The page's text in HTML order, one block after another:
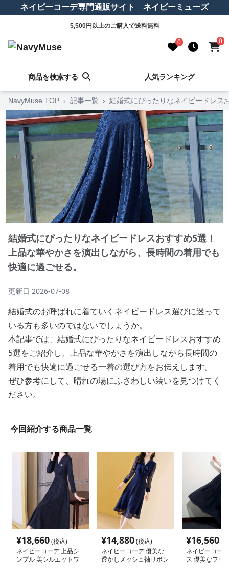
ネイビーコーデ専門通販サイト ネイビーミューズ
5,500円以上のご購入で送料無料
0 0
商品を検索する 人気ランキング
NavyMuse TOP › 記事一覧 › 結婚式にぴったりなネイビードレス
結婚式にぴったりなネイビードレスおすすめ5選！
上品な華やかさを演出しながら、長時間の着用でも
快適に過ごせる。
更新日 2026-07-08
結婚式のお呼ばれに着ていくネイビードレス選びに迷って
いる方も多いのではないでしょうか。
本記事では、結婚式にぴったりなネイビードレスおすすめ
5選をご紹介し、上品な華やかさを演出しながら長時間の
着用でも快適に過ごせる一着の選び方をお伝えします。
ぜひ参考にして、晴れの場にふさわしい装いを見つけてく
ださい。
今回紹介する商品一覧
¥18,660(税込)
ネイビーコーデ 上品シ
ンプル 美シルエットワ
¥14,880(税込)
ネイビーコーデ 優美な
透かしメッシュ袖リボン
¥16,560
ネイビーコー
ス 優美なフリ